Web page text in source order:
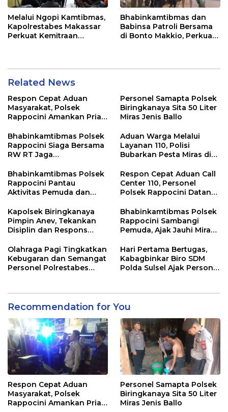
Melalui Ngopi Kamtibmas,
Kapolrestabes Makassar
Perkuat Kemitraan
Bhabinkamtibmas dan
Babinsa Patroli Bersama
di Bonto Makkio, Perkuat
Related News
Respon Cepat Aduan
Masyarakat, Polsek
Rappocini Amankan Pria
Keributan
Personel Samapta Polsek
Biringkanaya Sita 50 Liter
Miras Jenis Ballo
Bhabinkamtibmas Polsek
Rappocini Siaga Bersama
RW RT Jaga
Aduan Warga Melalui
Layanan 110, Polisi
Bubarkan Pesta Miras di
Bhabinkamtibmas Polsek
Rappocini Pantau
Aktivitas Pemuda dan
Kamtibmas
Respon Cepat Aduan Call
Center 110, Personel
Polsek Rappocini Datangi
Kapolsek Biringkanaya
Pimpin Anev, Tekankan
Disiplin dan Respons
Masyarakat
Bhabinkamtibmas Polsek
Rappocini Sambangi
Pemuda, Ajak Jauhi Miras,
Olahraga Pagi Tingkatkan
Kebugaran dan Semangat
Personel Polrestabes
Hari Pertama Bertugas,
Kabagbinkar Biro SDM
Polda Sulsel Ajak Personel
Recommendation for You
Respon Cepat Aduan
Masyarakat, Polsek
Rappocini Amankan Pria
Personel Samapta Polsek
Biringkanaya Sita 50 Liter
Miras Jenis Ballo